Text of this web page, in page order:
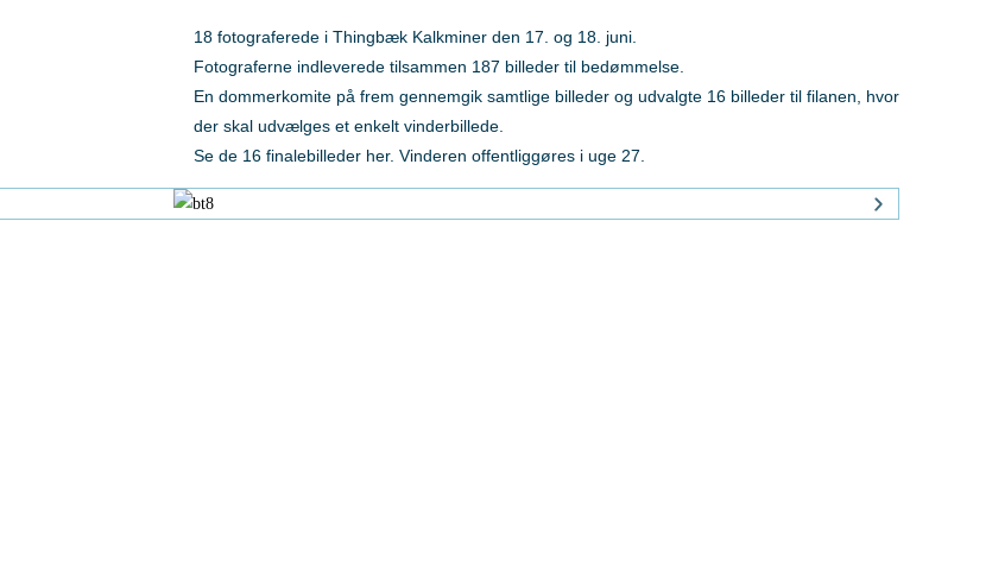
18 fotograferede i Thingbæk Kalkminer den 17. og 18. juni.
Fotograferne indleverede tilsammen 187 billeder til bedømmelse.
En dommerkomite på frem gennemgik samtlige billeder og udvalgte 16 billeder til filanen, hvor
der skal udvælges et enkelt vinderbillede.
Se de 16 finalebilleder her. Vinderen offentliggøres i uge 27.